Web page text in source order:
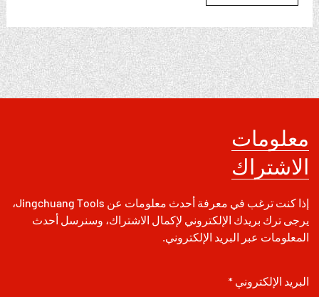
معلومات
الاشتراك
إذا كنت ترغب في معرفة أحدث معلومات عن Jingchuang Tools،
يرجى ترك بريدك الإلكتروني لإكمال الاشتراك، وسنرسل أحدث
المعلومات عبر البريد الإلكتروني.
البريد الإلكتروني *